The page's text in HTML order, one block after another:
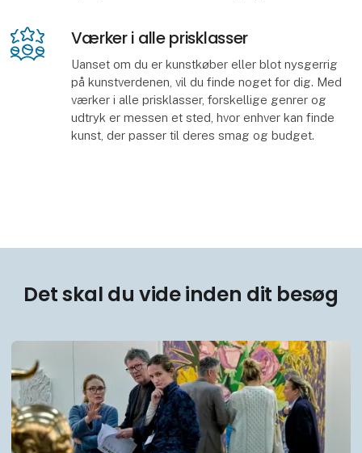
Værker i alle prisklasser
Uanset om du er kunstkøber eller blot nysgerrig
på kunstverdenen, vil du finde noget for dig. Med
værker i alle prisklasser, forskellige genrer og
udtryk er messen et sted, hvor enhver kan finde
kunst, der passer til deres smag og budget.
Det skal du vide inden dit besøg